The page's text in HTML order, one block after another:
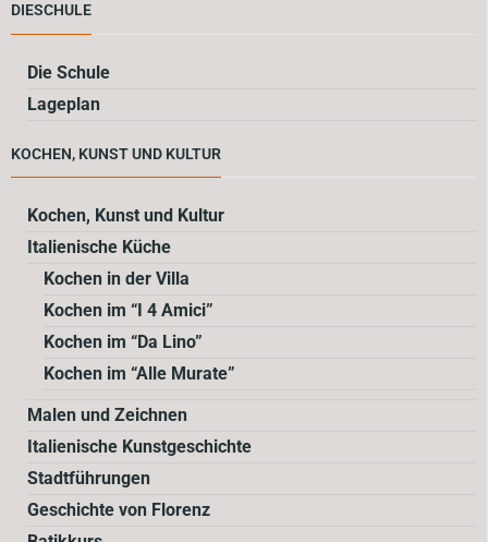
DIESCHULE
Die Schule
Lageplan
KOCHEN, KUNST UND KULTUR
Kochen, Kunst und Kultur
Italienische Küche
Kochen in der Villa
Kochen im “I 4 Amici”
Kochen im “Da Lino”
Kochen im “Alle Murate”
Malen und Zeichnen
Italienische Kunstgeschichte
Stadtführungen
Geschichte von Florenz